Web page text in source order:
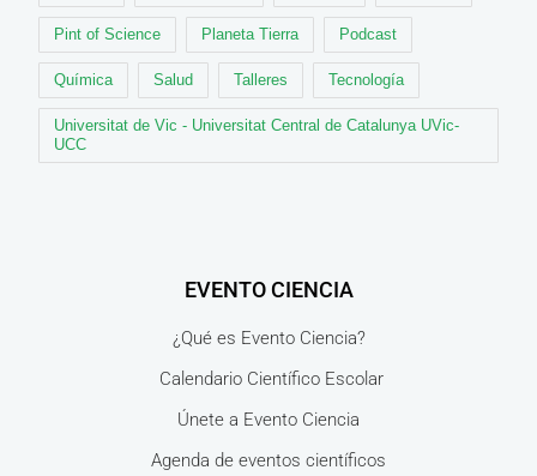
Pint of Science Planeta Tierra Podcast
Química Salud Talleres Tecnología
Universitat de Vic - Universitat Central de Catalunya UVic-
UCC
EVENTO CIENCIA
¿Qué es Evento Ciencia?
Calendario Científico Escolar
Únete a Evento Ciencia
Agenda de eventos científicos